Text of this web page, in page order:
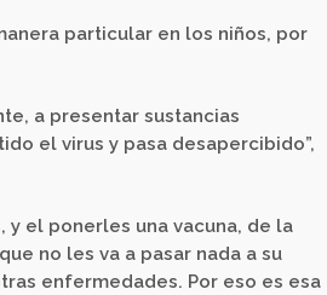
particular en los niños, por
a presentar sustancias
el virus y pasa desapercibido”,
y el ponerles una vacuna, de la
no les va a pasar nada a su
enfermedades. Por eso es esa